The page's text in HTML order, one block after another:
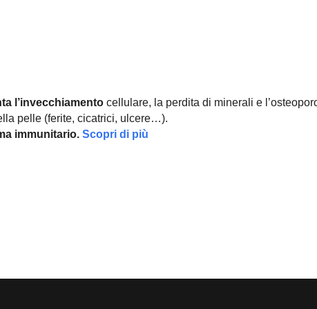
l’invecchiamento cellulare, la perdita di minerali e
pelle (ferite, cicatrici, ulcere…).
immunitario.Scopri di più